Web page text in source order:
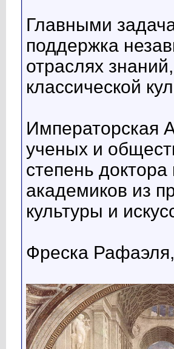
Главными
поддержка
отраслях
классической
Императорская
ученых и
степень
академиков из
культуры и
Фреска